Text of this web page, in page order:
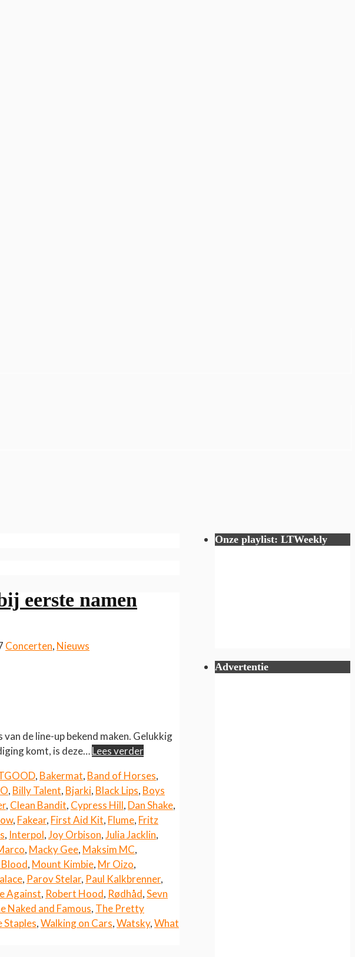
eerste namen
Concerten, Nieuws
de line-up bekend maken. Gelukkig
komt, is deze…Lees verder
, Bakermat, Band of Horses,
, Billy Talent, Bjarki, Black Lips, Boys
, Clean Bandit, Cypress Hill, Dan Shake,
, Fakear, First Aid Kit, Flume, Fritz
, Interpol,Joy Orbison,Julia Jacklin,
, Macky Gee, Maksim MC,
, Mount Kimbie, Mr Oizo,
, Parov Stelar, Paul Kalkbrenner,
Against, Robert Hood, Rødhåd,Sevn
Naked and Famous, The Pretty
Staples,Walking on Cars,Watsky,What
Onze playlist: LTWeekly
Advertentie